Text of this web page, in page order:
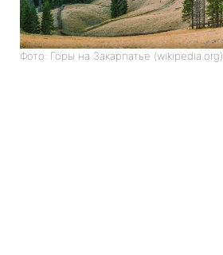
Фото: Горы на Закарпатье (wikipedia.org)